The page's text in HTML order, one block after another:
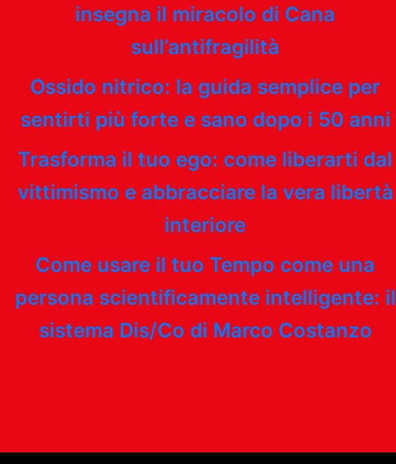
insegna il miracolo di Cana
sull’antifragilità
Ossido nitrico: la guida semplice per
sentirti più forte e sano dopo i 50 anni
Trasforma il tuo ego: come liberarti dal
vittimismo e abbracciare la vera libertà
interiore
Come usare il tuo Tempo come una
persona scientificamente intelligente: il
sistema Dis/Co di Marco Costanzo